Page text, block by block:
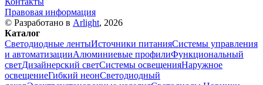
Правовая информация
© Разработано в Arlight, 2026
Каталог
Светодиодные лентыИсточники питанияСистемы управления
и автоматизацииАлюминиевые профилиФункциональный
светДизайнерский светСистемы освещенияНаружное
освещениеГибкий неонСветодиодный